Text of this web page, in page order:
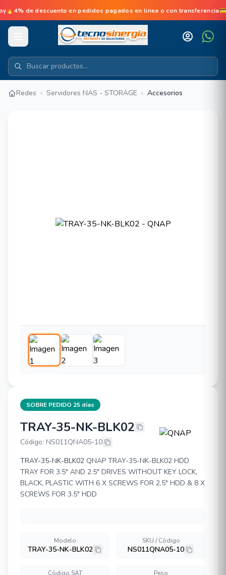
de descuento en pedidos pagados en linea o con
Redes › Servidores NAS - STORAGE › Accesorios
SOBRE PEDIDO 25 días
QNAP TRAY-35-NK-BLK02
TRAY-35-NK-BLK02
Código: NS011QNA05-10
TRAY-35-NK-BLK02 QNAP TRAY-35-NK-BLK02 HDD
TRAY FOR 3.5" AND 2.5" DRIVES WITHOUT KEY LOCK,
BLACK, PLASTIC WITH 6 X SCREWS FOR 2.5" HDD & 8 X
SCREWS FOR 3.5" HDD
Modelo
TRAY-35-NK-BLK02
SKU / Código
NS011QNA05-10
Código SAT Peso